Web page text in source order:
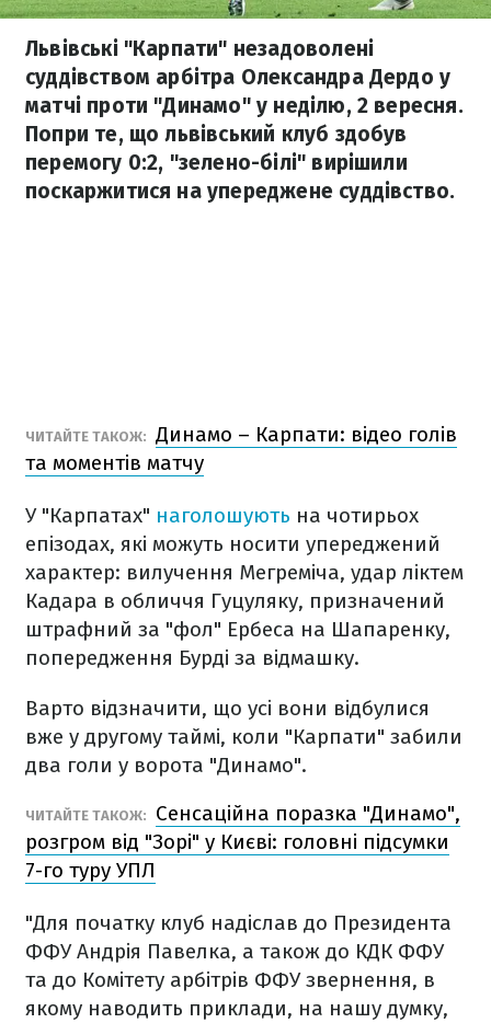
Львівські "Карпати" незадоволені
суддівством арбітра Олександра Дердо у
матчі проти "Динамо" у неділю, 2 вересня.
Попри те, що львівський клуб здобув
перемогу 0:2, "зелено-білі" вирішили
поскаржитися на упереджене суддівство.
ЧИТАЙТЕ ТАКОЖ: Динамо – Карпати: відео голів
та моментів матчу
У "Карпатах" наголошують на чотирьох
епізодах, які можуть носити упереджений
характер: вилучення Мегреміча, удар ліктем
Кадара в обличчя Гуцуляку, призначений
штрафний за "фол" Ербеса на Шапаренку,
попередження Бурді за відмашку.
Варто відзначити, що усі вони відбулися
вже у другому таймі, коли "Карпати" забили
два голи у ворота "Динамо".
ЧИТАЙТЕ ТАКОЖ:
Сенсаційна поразка "Динамо",
розгром від "Зорі" у Києві: головні підсумки
7-го туру УПЛ
"Для початку клуб надіслав до Президента
ФФУ Андрія Павелка, а також до КДК ФФУ
та до Комітету арбітрів ФФУ звернення, в
якому наводить приклади, на нашу думку,